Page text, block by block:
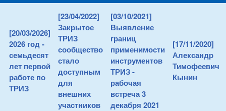
[20/03/2026]
2026 год -
семьдесят
лет первой
работе по
ТРИЗ
[23/04/2022]
Закрытое
ТРИЗ
сообщество
стало
доступным
для
внешних
участников
[03/10/2021]
Выявление
границ
применимости
инструментов
ТРИЗ -
рабочая
встреча 3
декабря 2021
[17/11/2020]
Александр
Тимофеевич
Кынин